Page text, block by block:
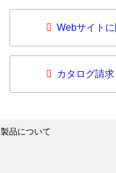
Webサイト
カタログ請求
製品について